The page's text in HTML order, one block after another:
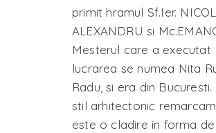
primit hramul Sf.Ier.
ALEXANDRU si
Mesterul care a executat
lucrarea se numea Nita
Radu, si era din Bucuresti.
stil arhitectonic
este o cladire in forma de